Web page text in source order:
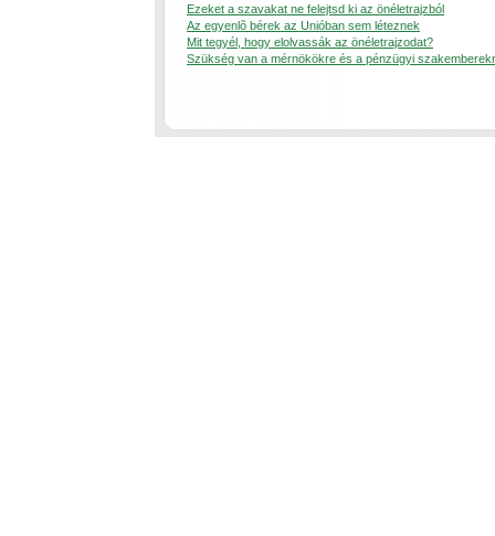
Ezeket a szavakat ne felejtsd ki az önéletrajzból
Az egyenlõ bérek az Unióban sem léteznek
Mit tegyél, hogy elolvassák az önéletrajzodat?
Szükség van a mérnökökre és a pénzügyi